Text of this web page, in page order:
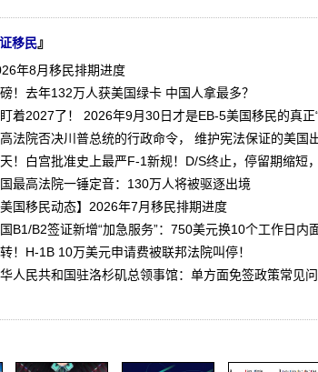
移民』
年8月移民排期进度
！去年132万人获美国绿卡 中国人拿最多？
着2027了！ 2026年9月30日才是EB-5美国移民的真正
法院否决川普总统的行政命令， 维护宪法保证的美国
！白宫批准史上最严F-1新规！D/S终止，停留期缩短
最高法院一锤定音：130万人将被驱逐出境
美国移民动态】2026年7月移民排期进度
B1/B2签证新增“加急服务”：750美元换10个工作日内
！H-1B 10万美元申请费被联邦法院叫停！
人民共和国驻洛杉矶总领事馆：单方面免签政策常见